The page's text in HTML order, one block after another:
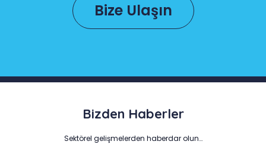
Bize Ulaşın
Bizden Haberler
Sektörel gelişmelerden haberdar olun…